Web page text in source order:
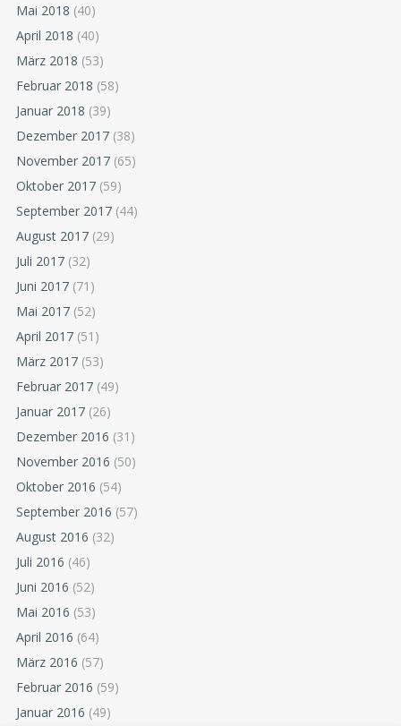
Mai 2018 (40)
April 2018 (40)
März 2018 (53)
Februar 2018 (58)
Januar 2018 (39)
Dezember 2017 (38)
November 2017 (65)
Oktober 2017 (59)
September 2017 (44)
August 2017 (29)
Juli 2017 (32)
Juni 2017 (71)
Mai 2017 (52)
April 2017 (51)
März 2017 (53)
Februar 2017 (49)
Januar 2017 (26)
Dezember 2016 (31)
November 2016 (50)
Oktober 2016 (54)
September 2016 (57)
August 2016 (32)
Juli 2016 (46)
Juni 2016 (52)
Mai 2016 (53)
April 2016 (64)
März 2016 (57)
Februar 2016 (59)
Januar 2016 (49)